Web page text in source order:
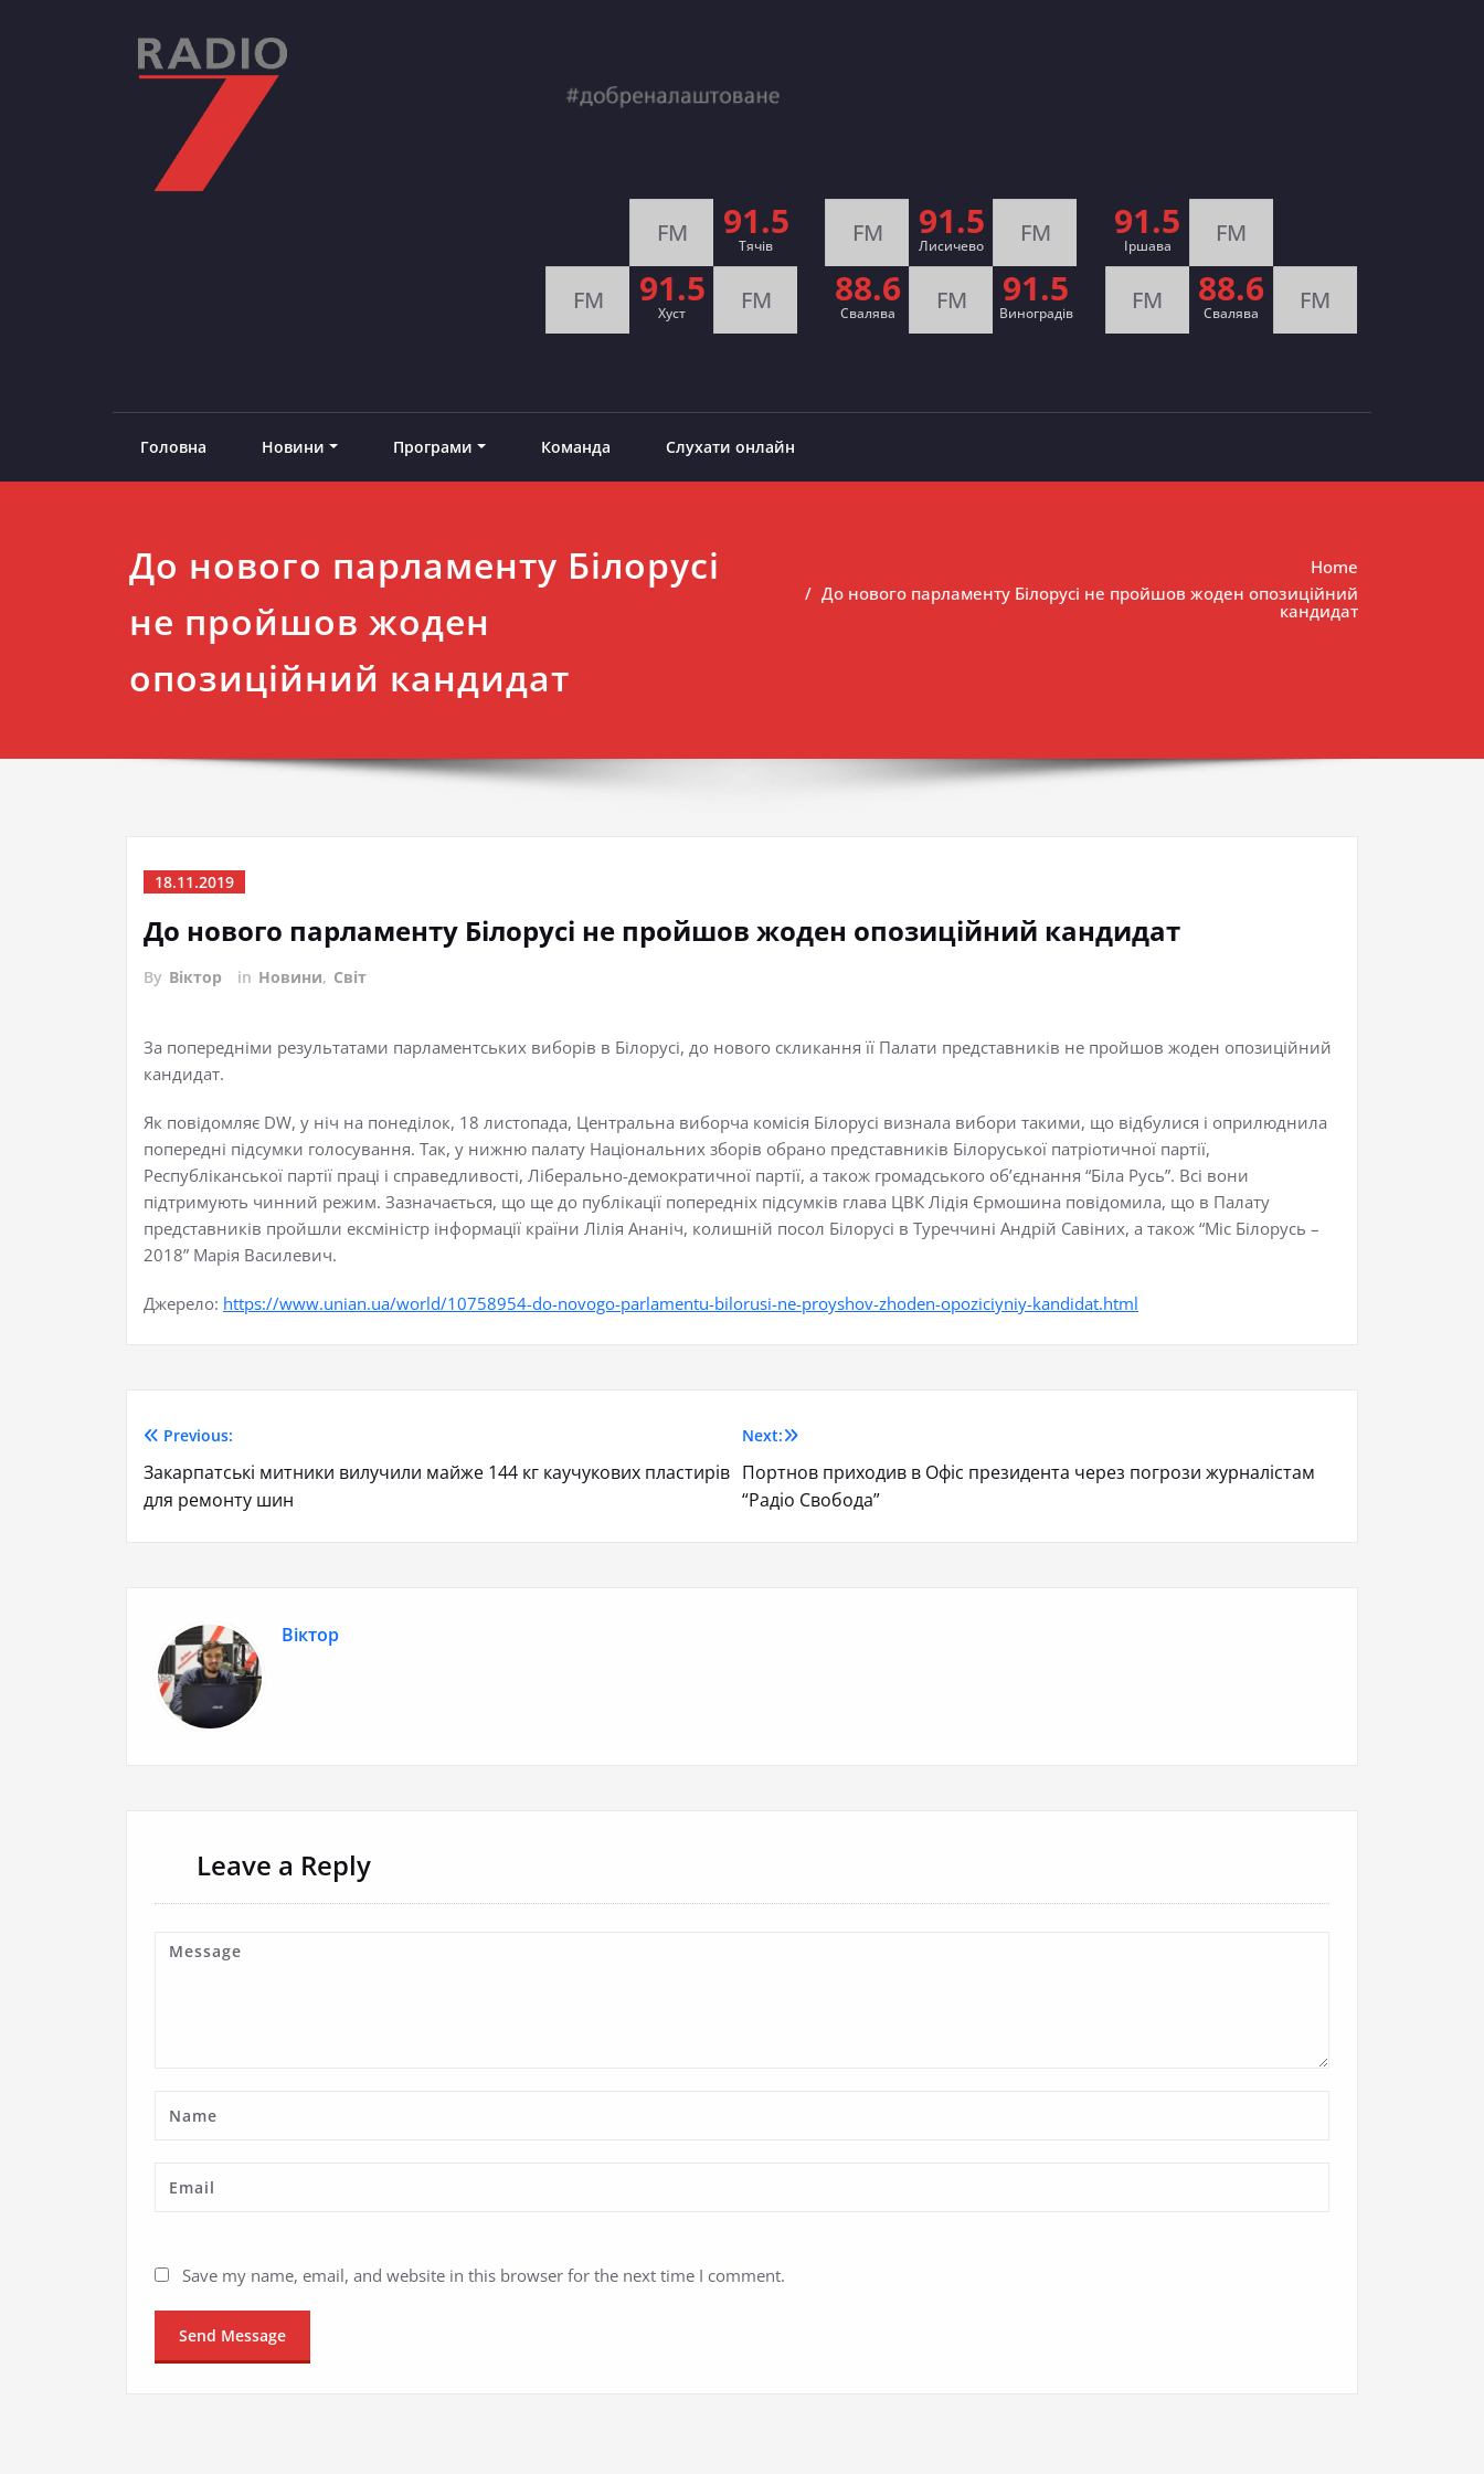
FM 91.5
Тячів
FM 91.5
Хуст FM
FM 91.5
Лисичево FM
88.6
Свалява FM 91.5
Виноградів
91.5
Іршава FM
FM 88.6
Cвалява FM
Головна Новини Програми Команда Слухати онлайн
До нового парламенту Білорусі
не пройшов жоден
опозиційний кандидат
Home
До нового парламенту Білорусі не пройшов жоден опозиційний
кандидат
18.11.2019
До нового парламенту Білорусі не пройшов жоден опозиційний кандидат
By Віктор in Новини, Світ
За попередніми результатами парламентських виборів в Білорусі, до нового скликання її Палати представників не пройшов жоден опозиційний
кандидат.
Як повідомляє DW, у ніч на понеділок, 18 листопада, Центральна виборча комісія Білорусі визнала вибори такими, що відбулися і оприлюднила
попередні підсумки голосування. Так, у нижню палату Національних зборів обрано представників Білоруської патріотичної партії,
Республіканської партії праці і справедливості, Ліберально-демократичної партії, а також громадського об’єднання “Біла Русь”. Всі вони
підтримують чинний режим. Зазначається, що ще до публікації попередніх підсумків глава ЦВК Лідія Єрмошина повідомила, що в Палату
представників пройшли ексміністр інформації країни Лілія Ананіч, колишній посол Білорусі в Туреччині Андрій Савіних, а також “Міс Білорусь –
2018” Марія Василевич.
Джерело: https://www.unian.ua/world/10758954-do-novogo-parlamentu-bilorusi-ne-proyshov-zhoden-opoziciyniy-kandidat.html
Previous:
Закарпатські митники вилучили майже 144 кг каучукових пластирів
для ремонту шин
Next:
Портнов приходив в Офіс президента через погрози журналістам
“Радіо Свобода”
Віктор
Leave a Reply
Save my name, email, and website in this browser for the next time I comment.